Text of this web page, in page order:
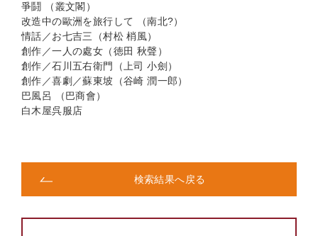
爭鬪 （叢文閣）
改造中の歐洲を旅行して （南北?）
情話／お七吉三（村松 梢風）
創作／一人の處女（徳田 秋聲）
創作／石川五右衛門（上司 小劍）
創作／喜劇／蘇東坡（谷崎 潤一郎）
巴風呂 （巴商會）
白木屋呉服店
検索結果へ戻る